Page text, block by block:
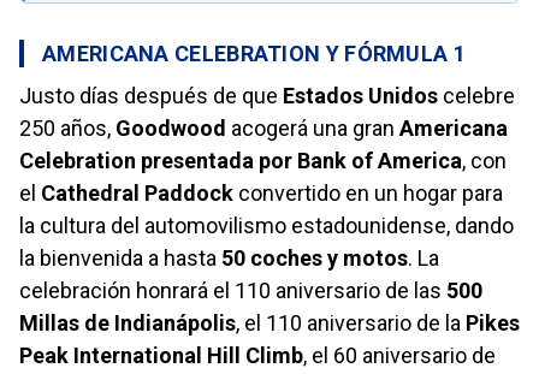
AMERICANA CELEBRATION Y FÓRMULA 1
Justo días después de que Estados Unidos celebre
250 años, Goodwood acogerá una granAmericana
Celebration presentada por Bank of America, con
el Cathedral Paddock convertido en un hogar para
la cultura del automovilismo estadounidense, dando
la bienvenida a hasta 50 coches y motos. La
celebración honrará el 110 aniversario de las 500
Millas de Indianápolis, el 110 aniversario de la Pikes
Peak International Hill Climb, el 60 aniversario de